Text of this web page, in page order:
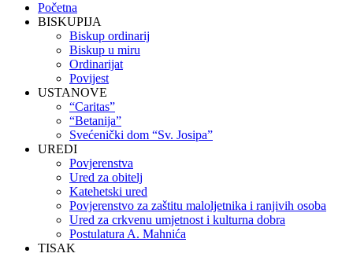
Početna
BISKUPIJA
Biskup ordinarij
Biskup u miru
Ordinarijat
Povijest
USTANOVE
“Caritas”
“Betanija”
Svećenički dom “Sv. Josipa”
UREDI
Povjerenstva
Ured za obitelj
Katehetski ured
Povjerenstvo za zaštitu maloljetnika i ranjivih osoba
Ured za crkvenu umjetnost i kulturna dobra
Postulatura A. Mahnića
TISAK